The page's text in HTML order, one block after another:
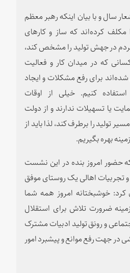
سال و با بیان اینکه رهبر معظم
مکلف کرده‌اند که ساز و کارهای
در جهش تولید را مشخص کند،
که در میدان کار و فعالیت
برای رفع مشکلات و ایجاد
کنیم. خیلی از اوقات
یا تسهیلات ندارند و از دولت
تولید را برطرف کند، لذا باید از
بهره بگیریم.
حضور امروز بنده در این نشست
تجربیات اهالی یک روستای موفق
کرد: خوشبختانه امروز همه شما
ضرورت تلاش برای استقلال
و رونق تولید ادبیات مشترک
در جهت رفع موانع و پیشبرد امور